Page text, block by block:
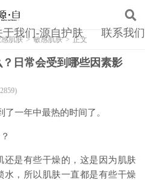
于我们-源自护肤 联系我们
肌肤 > 敏感肌肤 > 正文
日常会受到哪些因素影
一年中最热的时间了。
还是有些干燥的，这是因为肌肤
水，所以肌肤一直都是有些干燥